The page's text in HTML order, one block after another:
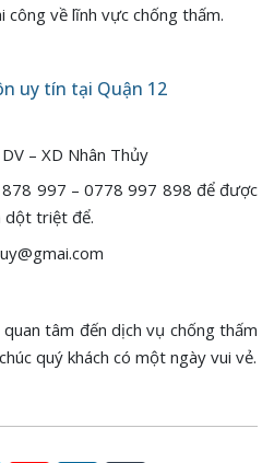
về lĩnh vực chống thấm.
uy tín tại Quận 12
– XD Nhân Thủy
997 – 0778 997 898 để được
dột triệt để.
tâm đến dịch vụ chống thấm
quý khách có một ngày vui vẻ.